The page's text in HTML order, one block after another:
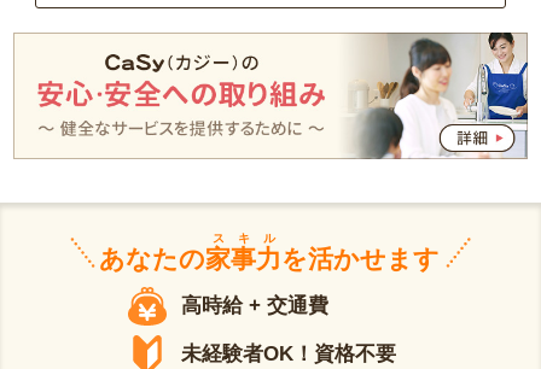
あなたの家事力
スキル
を活かせます
高時給 + 交通費
未経験者OK！資格不要